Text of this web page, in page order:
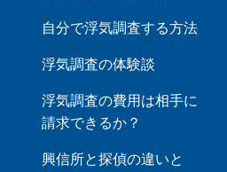
自分で浮気調査する方法
浮気調査の体験談
浮気調査の費用は相手に
請求できるか？
興信所と探偵の違いと